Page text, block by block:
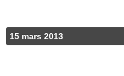
15 mars 2013